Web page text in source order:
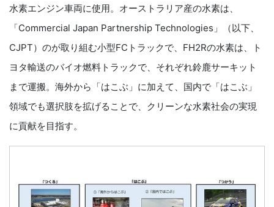
水素エンジン車両に使用。オーストラリア産の水素は、
「Commercial Japan Partnership Technologies」（以下、
CJPT）のが取り組む小型FCトラックで、FH2Rの水素は、ト
ヨタ輸送のバイオ燃料トラックで、それぞれ鈴鹿サーキット
まで運搬。海外から「はこぶ」に加えて、国内で「はこぶ」
領域でも選択肢を拡げることで、クリーンな水素社会の実現
に貢献を目指す。